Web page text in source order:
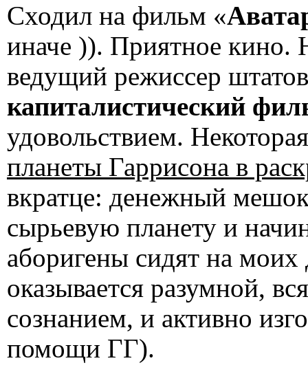
Сходил на фильм «
иначе )). Приятное кино.
ведущий режиссер
капиталистический
удовольствием.
планеты Гаррисона в
вкратце: денежный
сырьевую планету и
аборигены сидят на моих
оказывается разумной,
сознанием, и активно
помощи ГГ).